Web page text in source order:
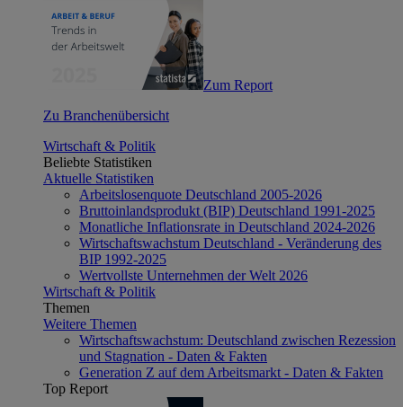
Zum Report
Zu Branchenübersicht
Wirtschaft & Politik
Beliebte Statistiken
Aktuelle Statistiken
Arbeitslosenquote Deutschland 2005-2026
Bruttoinlandsprodukt (BIP) Deutschland 1991-2025
Monatliche Inflationsrate in Deutschland 2024-2026
Wirtschaftswachstum Deutschland - Veränderung des
BIP 1992-2025
Wertvollste Unternehmen der Welt 2026
Wirtschaft & Politik
Themen
Weitere Themen
Wirtschaftswachstum: Deutschland zwischen Rezession
und Stagnation - Daten & Fakten
Generation Z auf dem Arbeitsmarkt - Daten & Fakten
Top Report